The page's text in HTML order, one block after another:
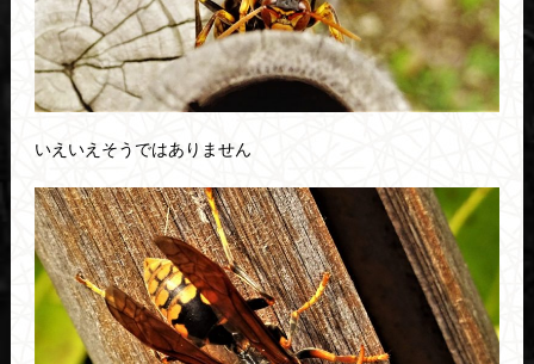
いえいえそうではありません